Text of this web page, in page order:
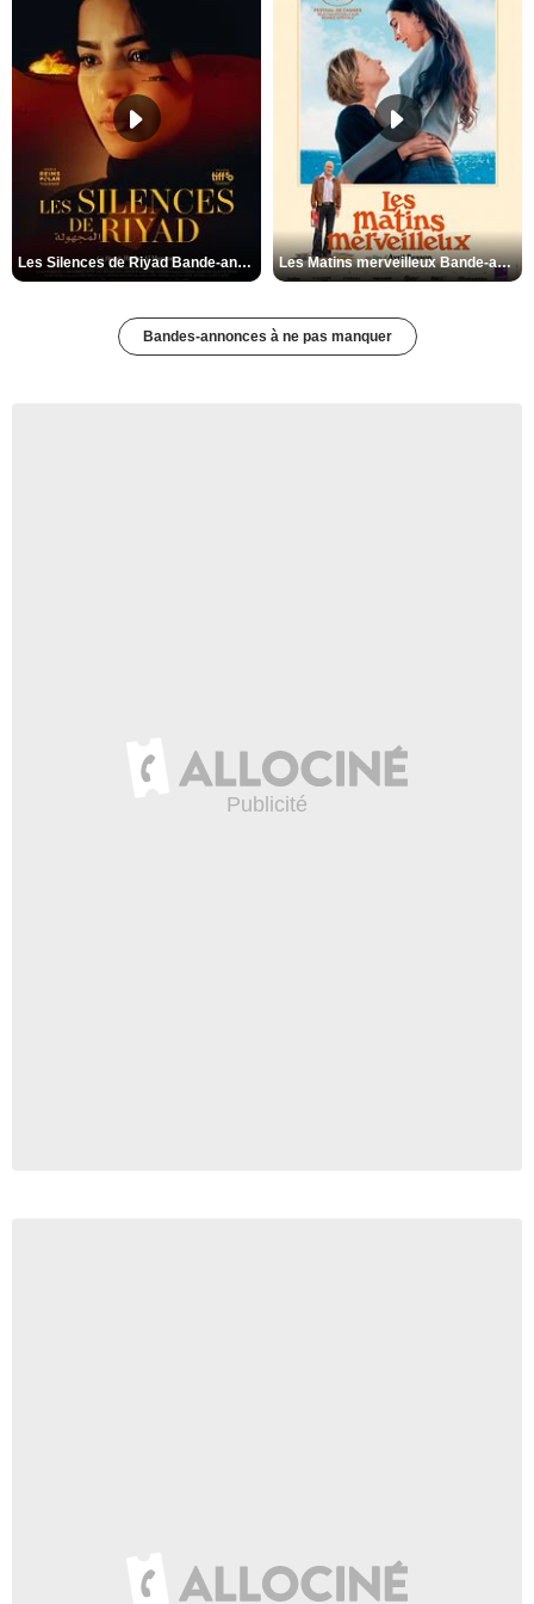
Les Silences de Riyad Bande-annonce VO STFR Les Matins merveilleux Bande-annonce VF
Bandes-annonces à ne pas manquer